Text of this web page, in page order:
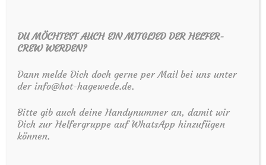
Anfahrt
Programm
DU MÖCHTEST AUCH EIN MITGLIED DER HELFER-
CREW WERDEN?
Dann melde Dich doch gerne per Mail bei uns unter
der info@hot-hagewede.de.
Bitte gib auch deine Handynummer an, damit wir
Dich zur Helfergruppe auf WhatsApp hinzufügen
können.